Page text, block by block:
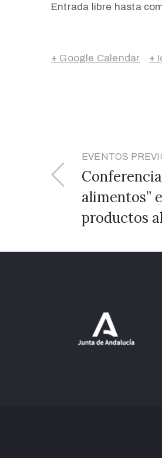
Entrada libre hasta
+ Google Calendar +
EVENTOS
alimentos”
productos